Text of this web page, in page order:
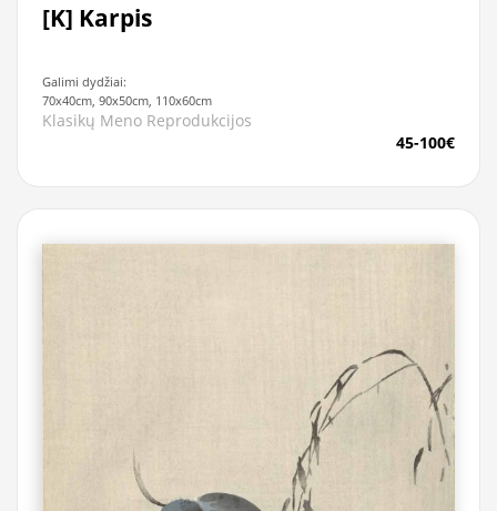
[K] Karpis
Galimi dydžiai:
70x40cm, 90x50cm, 110x60cm
Klasikų Meno Reprodukcijos
45-100€